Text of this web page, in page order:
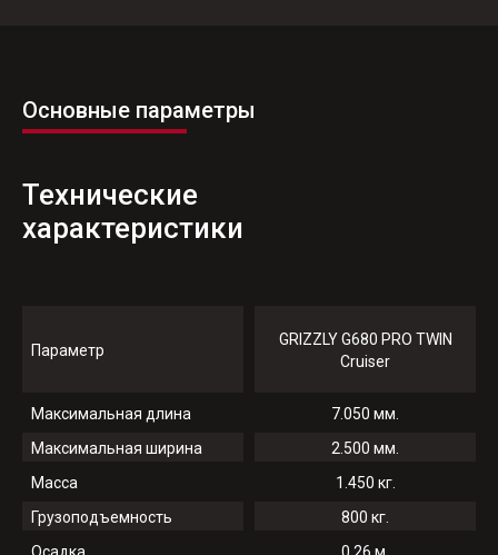
Основные параметры
Технические
характеристики
Параметр
GRIZZLY G680 PRO TWIN
Cruiser
Максимальная длина
7.050 мм.
Максимальная ширина
2.500 мм.
Масса
1.450 кг.
Грузоподъемность
800 кг.
Осадка
0.26 м.